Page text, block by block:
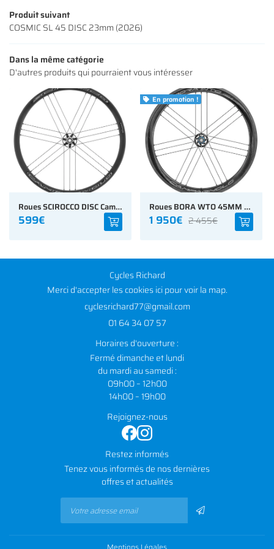
CONTACT
Produit suivant
COSMIC SL 45 DISC 23mm (2026)
Dans la même catégorie
D'autres produits qui pourraient vous intéresser
Roues SCIROCCO DISC Campagnolo ROUTE (paire)
599€
 En promotion !
Roues BORA WTO 45MM Patins Campagnolo Route (Paire)
1 950€ 2 455€
Cycles Richard
Merci d'accepter les cookiesicipour voir la map.
01 64 34 07 57
Horaires d'ouverture :
Fermé dimanche et lundi
du mardi au samedi :
09h00 – 12h00
14h00 – 19h00
Rejoignez-nous
Restez informés
Tenez vous informés de nos dernières
offres et actualités